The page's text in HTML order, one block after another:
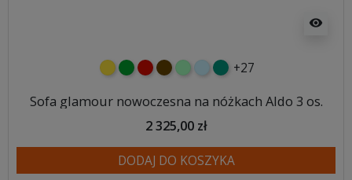
visibility
żółtyzielonyczerwony
czekoladowy
miętowybłękitny
turkusowy
+27
Sofa glamour nowoczesna na nóżkach Aldo 3 os.
2 325,00 zł
DODAJ DO KOSZYKA